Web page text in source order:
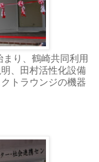
り、鶴崎共同利用
、田村活性化設備
トラウンジの機器